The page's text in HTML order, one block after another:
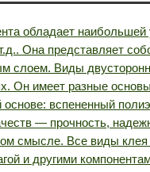
обладает
Она представляет
слоем. Виды
Он имеет разные
вспененный
— прочность,
смысле. Все виды клея
и другими